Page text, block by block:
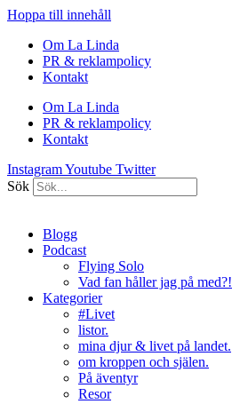
Hoppa till innehåll
Om La Linda
PR & reklampolicy
Kontakt
Om La Linda
PR & reklampolicy
Kontakt
InstagramYoutube Twitter
Sök
Blogg
Podcast
Flying Solo
Vad fan håller jag på med?!
Kategorier
#Livet
listor.
mina djur & livet på landet.
om kroppen och själen.
På äventyr
Resor